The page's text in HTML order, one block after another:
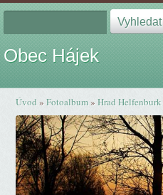
Obec Hájek
Úvod »Fotoalbum»Hrad Helfenburk